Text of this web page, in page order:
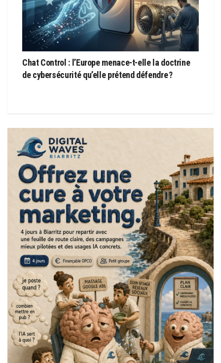
Chat Control : l’Europe menace-t-elle la doctrine
de cybersécurité qu’elle prétend défendre ?